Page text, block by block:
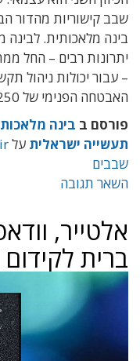
יתרונות רבים – החל
– עבור יכולות ניהול
האבטחה הפנימי של ALT1250 מהדור הנוכחי.
פורסם ב בינה
תעשייה ישראלית על
שבבים
השאר תגובה
ברית לקידום SIM-בשבב